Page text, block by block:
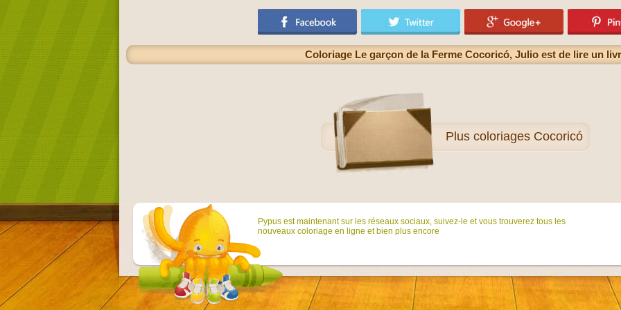
Coloriage Le garçon de la Ferme Cocoricó, Julio est de lire un
Plus coloriages Cocoricó
Pypus est maintenant sur ​​les réseaux sociaux, suivez-le et vous trouverez tous les
nouveaux coloriage en ligne et bien plus encore